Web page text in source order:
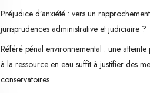
Préjudice d’anxiété : vers un
jurisprudences administrative et judiciaire ?
Référé pénal environnemental : une atteinte
à la ressource en eau suffit à justifier des
conservatoires